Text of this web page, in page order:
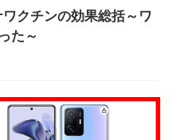
クチンの効果総括～ワ
た～